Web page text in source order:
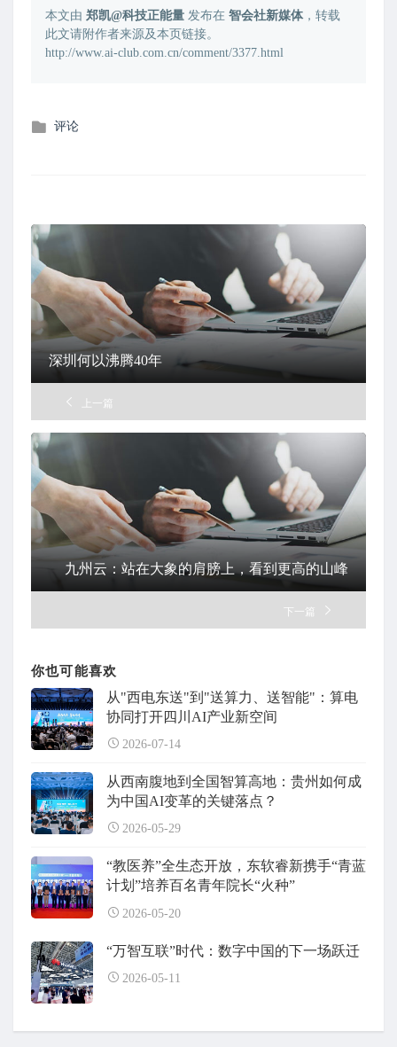
本文由 郑凯@科技正能量 发布在 智会社新媒体，转载
此文请附作者来源及本页链接。
http://www.ai-club.com.cn/comment/3377.html
发
评论
深圳何以沸腾40年
上一篇
九州云：站在大象的肩膀上，看到更高的山峰
下一篇
你也可能喜欢
从"西电东送"到"送算力、送智能"：算电
协同打开四川AI产业新空间
2026-07-14
从西南腹地到全国智算高地：贵州如何成
为中国AI变革的关键落点？
2026-05-29
“教医养”全生态开放，东软睿新携手“青蓝
计划”培养百名青年院长“火种”
2026-05-20
“万智互联”时代：数字中国的下一场跃迁
2026-05-11